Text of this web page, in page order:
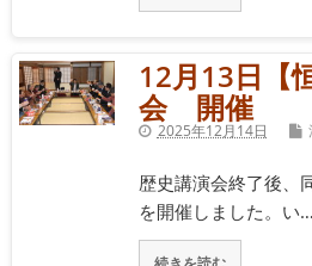
12月13日【
会 開催
2025年12月14日
歴史講演会終了後、
を開催しました。い…